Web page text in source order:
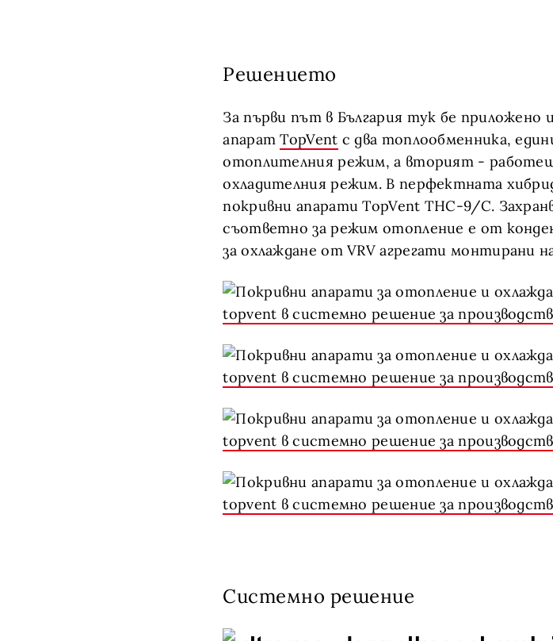
Решението
За първи път в България тук бе
апаратTopVent с два топлообменника,
отоплителния режим, а вторият - работещ
охладителния режим. В перфектната
покривни апарати TopVent THC-9/C.
съответно за режим отопление е от
за охлаждане от VRV агрегати монтирани
Системно решение